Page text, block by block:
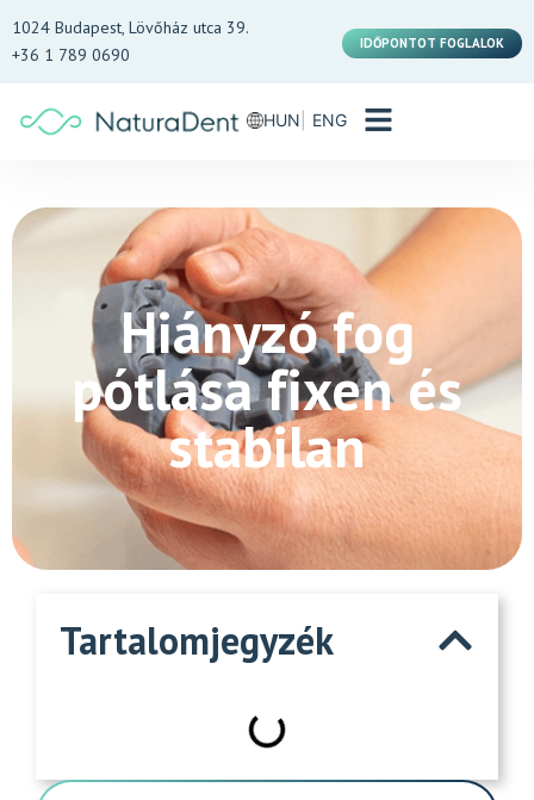
1024 Budapest, Lövőház utca 39.
+36 1 789 0690
IDŐPONTOT FOGLALOK
HUN ENG
Hiányzó fog
pótlása fixen és
stabilan
Tartalomjegyzék